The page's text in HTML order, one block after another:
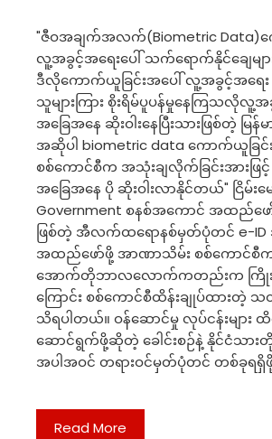
"ဇီဝအချက်အလက်(Biometric
လူ့အခွင့်အရေးပေါ် သက်ရောက်နိုင်ချေမျာ
ဒီလိုကောက်ယူခြင်းအပေါ် လူ့အခွင့်အရေ
သူများကြား စိုးရိမ်ပူပန်မှုနေကြသလိုလူ့
အခြေအနေ ဆိုးဝါးနေပြီးသားဖြစ်တဲ့ မြ
အဆိုပါ biometric data ကောက်ယူခြင်
စစ်ကောင်စီက အသုံးချလိုက်ခြင်းအားဖ
အခြေအနေ ပို ဆိုးဝါးလာနိုင်တယ်" ငြိမ်းမ
Government စနစ်အကောင် အထည်ဖေ
ဖြစ်တဲ့ အီလက်ထရောနစ်မှတ်ပုံတင် e-ID
အထည်ဖော်ဖို့ အာဏာသိမ်း စစ်ကောင်စီက
အောက်တိုဘာလလောက်ကတည်းက ကြိုး
ကြောင်း စစ်ကောင်စီထိန်းချုပ်ထားတဲ့
သိရပါတယ်။ ဝန်ဆောင်မှု လုပ်ငန်းများ
ဆောင်ရွက်ဖို့ဆိုတဲ့ ခေါင်းစဉ်နဲ့ နိုင်ငံသားတို
အပါအဝင် တရားဝင်မှတ်ပုံတင် တစ်ခုရရှိ
Read More